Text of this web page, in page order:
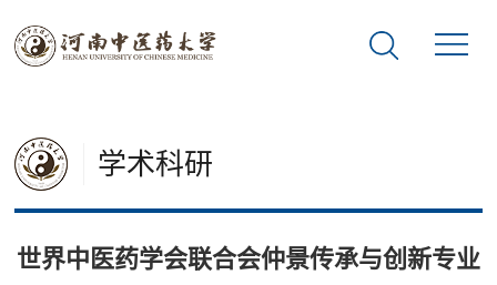
学术科研
世界中医药学会联合会仲景传承与创新专业